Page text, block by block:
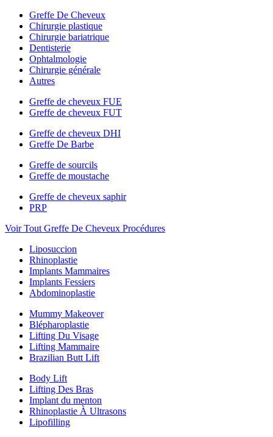
Greffe De Cheveux
Chirurgie plastique
Chirurgie bariatrique
Dentisterie
Ophtalmologie
Chirurgie générale
Autres
Greffe de cheveux FUE
Greffe de cheveux FUT
Greffe de cheveux DHI
Greffe De Barbe
Greffe de sourcils
Greffe de moustache
Greffe de cheveux saphir
PRP
Voir Tout Greffe De Cheveux Procédures
Liposuccion
Rhinoplastie
Implants Mammaires
Implants Fessiers
Abdominoplastie
Mummy Makeover
Blépharoplastie
Lifting Du Visage
Lifting Mammaire
Brazilian Butt Lift
Body Lift
Lifting Des Bras
Implant du menton
Rhinoplastie À Ultrasons
Lipofilling